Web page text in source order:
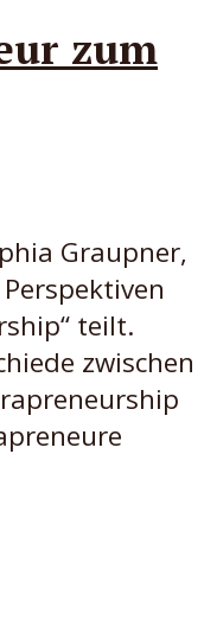
zum
Graupner,
teilt.
zwischen